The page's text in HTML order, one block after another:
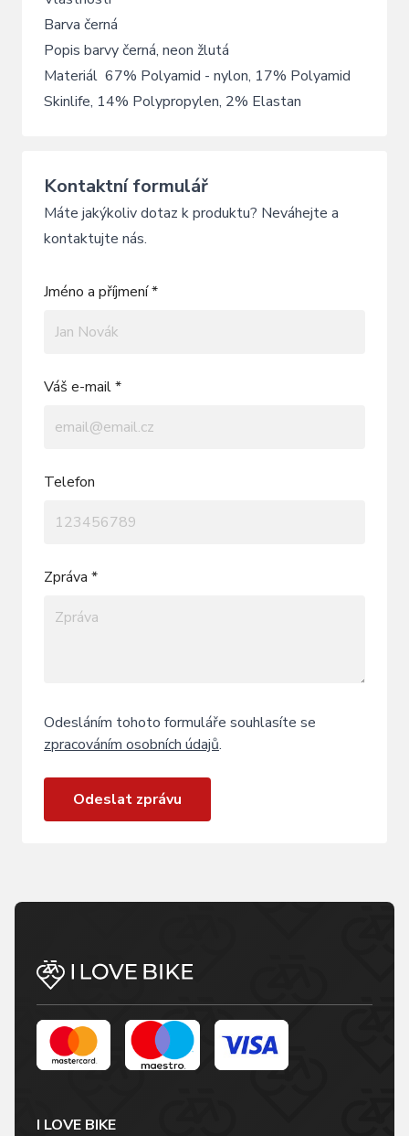
Barva černá
Popis barvy černá, neon žlutá
Materiál 67% Polyamid - nylon, 17% Polyamid
Skinlife, 14% Polypropylen, 2% Elastan
Kontaktní formulář
Máte jakýkoliv dotaz k produktu? Neváhejte a
kontaktujte nás.
Jméno a příjmení *
Váš e-mail *
Telefon
Zpráva *
Odesláním tohoto formuláře souhlasíte se
zpracováním osobních údajů.
Odeslat zprávu
I LOVE BIKE